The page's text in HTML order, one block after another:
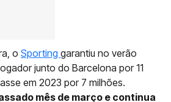
o Sporting garantiu no verão
junto do Barcelona por 11
em 2023 por 7 milhões.
mês de março e continua